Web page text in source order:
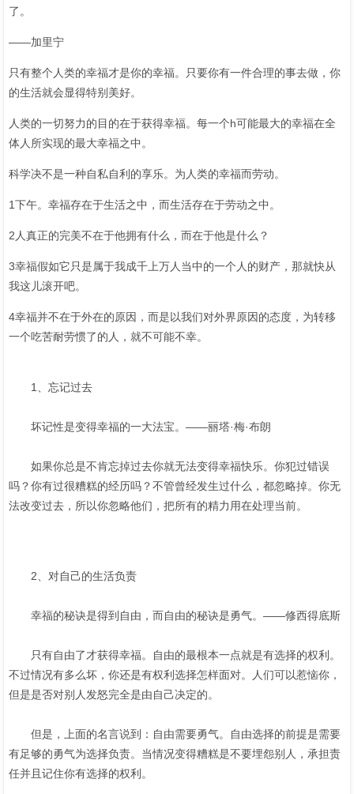
了。
——加里宁
只有整个人类的幸福才是你的幸福。只要你有一件合理的事去做，你
的生活就会显得特别美好。
人类的一切努力的目的在于获得幸福。每一个h可能最大的幸福在全
体人所实现的最大幸福之中。
科学决不是一种自私自利的享乐。为人类的幸福而劳动。
1下午。幸福存在于生活之中，而生活存在于劳动之中。
2人真正的完美不在于他拥有什么，而在于他是什么？
3幸福假如它只是属于我成千上万人当中的一个人的财产，那就快从
我这儿滚开吧。
4幸福并不在于外在的原因，而是以我们对外界原因的态度，为转移
一个吃苦耐劳惯了的人，就不可能不幸。
1、忘记过去
坏记性是变得幸福的一大法宝。——丽塔·梅·布朗
如果你总是不肯忘掉过去你就无法变得幸福快乐。你犯过错误
吗？你有过很糟糕的经历吗？不管曾经发生过什么，都忽略掉。你无
法改变过去，所以你忽略他们，把所有的精力用在处理当前。
2、对自己的生活负责
幸福的秘诀是得到自由，而自由的秘诀是勇气。——修西得底斯
只有自由了才获得幸福。自由的最根本一点就是有选择的权利。
不过情况有多么坏，你还是有权利选择怎样面对。人们可以惹恼你，
但是是否对别人发怒完全是由自己决定的。
但是，上面的名言说到：自由需要勇气。自由选择的前提是需要
有足够的勇气为选择负责。当情况变得糟糕是不要埋怨别人，承担责
任并且记住你有选择的权利。